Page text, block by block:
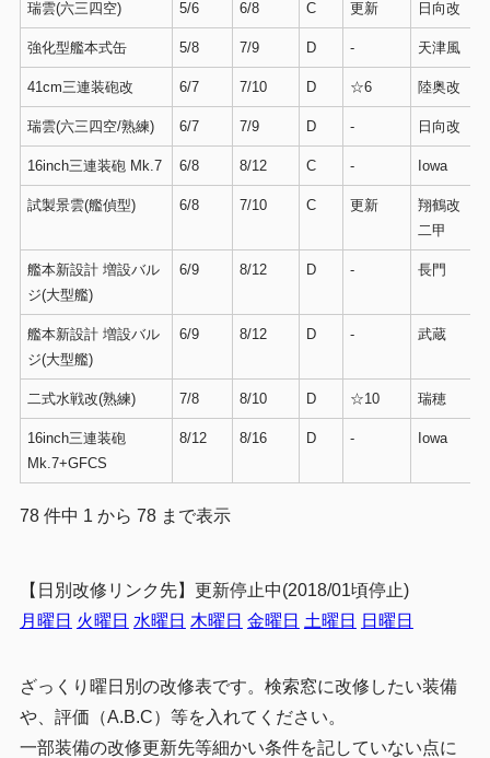
瑞雲(六三四空) 5/6 6/8 C 更新 日向改
強化型艦本式缶 5/8 7/9 D - 天津風
41cm三連装砲改 6/7 7/10 D ☆6 陸奥改
瑞雲(六三四空/熟練) 6/7 7/9 D - 日向改
16inch三連装砲 Mk.7 6/8 8/12 C - Iowa
試製景雲(艦偵型) 6/8 7/10 C 更新
翔鶴改
二甲
艦本新設計 増設バル
ジ(大型艦)
6/9 8/12 D - 長門
艦本新設計 増設バル
ジ(大型艦)
6/9 8/12 D - 武蔵
二式水戦改(熟練) 7/8 8/10 D ☆10 瑞穂
16inch三連装砲
Mk.7+GFCS
8/12 8/16 D - Iowa
78 件中 1 から 78 まで表示
【日別改修リンク先】更新停止中(2018/01頃停止)
月曜日 火曜日 水曜日 木曜日 金曜日 土曜日 日曜日
ざっくり曜日別の改修表です。検索窓に改修したい装備
や、評価（A.B.C）等を入れてください。
一部装備の改修更新先等細かい条件を記していない点に